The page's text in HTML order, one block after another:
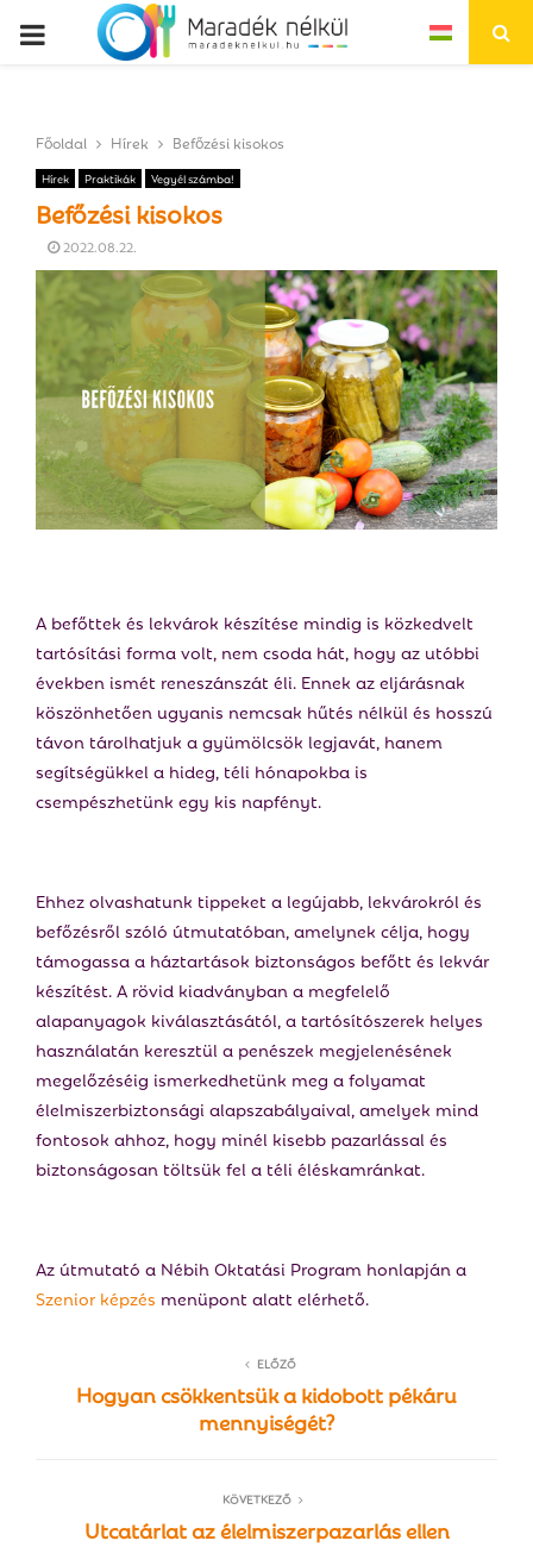
P
M
A
M
N
U
Főoldal Hírek Befőzési kisokos
Hírek Praktikák Vegyél számba!
Befőzési kisokos
2022.08.22.
A befőttek és lekvárok készítése mindig is közkedvelt
tartósítási forma volt, nem csoda hát, hogy az utóbbi
években ismét reneszánszát éli. Ennek az eljárásnak
köszönhetően ugyanis nemcsak hűtés nélkül és hosszú
távon tárolhatjuk a gyümölcsök legjavát, hanem
segítségükkel a hideg, téli hónapokba is
csempészhetünk egy kis napfényt.
Ehhez olvashatunk tippeket a legújabb, lekvárokról és
befőzésről szóló útmutatóban, amelynek célja, hogy
támogassa a háztartások biztonságos befőtt és lekvár
készítést. A rövid kiadványban a megfelelő
alapanyagok kiválasztásától, a tartósítószerek helyes
használatán keresztül a penészek megjelenésének
megelőzéséig ismerkedhetünk meg a folyamat
élelmiszerbiztonsági alapszabályaival, amelyek mind
fontosok ahhoz, hogy minél kisebb pazarlással és
biztonságosan töltsük fel a téli éléskamránkat.
Az útmutató a Nébih Oktatási Program honlapján a
Szenior képzés menüpont alatt elérhető.
ELŐZŐ
Hogyan csökkentsük a kidobott pékáru
mennyiségét?
KÖVETKEZŐ
Utcatárlat az élelmiszerpazarlás ellen